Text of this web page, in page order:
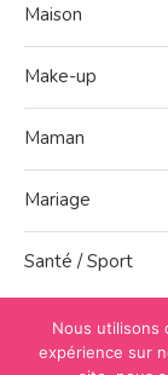
Maison
Make-up
Maman
Mariage
Santé / Sport
Nous utilisons
expérience sur